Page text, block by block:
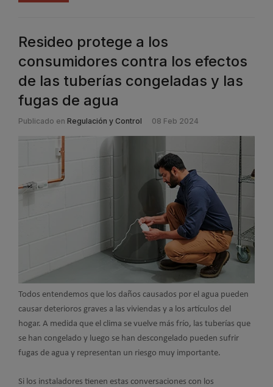
Resideo protege a los
consumidores contra los efectos
de las tuberías congeladas y las
fugas de agua
Publicado en Regulación y Control 08 Feb 2024
Todos entendemos que los daños causados por el agua pueden
causar deterioros graves a las viviendas y a los artículos del
hogar. A medida que el clima se vuelve más frío, las tuberías que
se han congelado y luego se han descongelado pueden sufrir
fugas de agua y representan un riesgo muy importante.
Si los instaladores tienen estas conversaciones con los